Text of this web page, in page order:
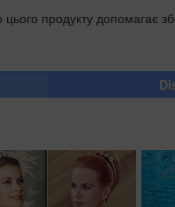
продукту допомагає